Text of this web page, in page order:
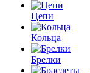
Цепи
Кольца
Брелки